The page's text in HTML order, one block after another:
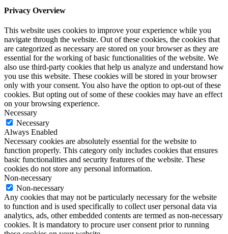
Privacy Overview
This website uses cookies to improve your experience while you
navigate through the website. Out of these cookies, the cookies that
are categorized as necessary are stored on your browser as they are
essential for the working of basic functionalities of the website. We
also use third-party cookies that help us analyze and understand how
you use this website. These cookies will be stored in your browser
only with your consent. You also have the option to opt-out of these
cookies. But opting out of some of these cookies may have an effect
on your browsing experience.
Necessary
Necessary
Always Enabled
Necessary cookies are absolutely essential for the website to
function properly. This category only includes cookies that ensures
basic functionalities and security features of the website. These
cookies do not store any personal information.
Non-necessary
Non-necessary
Any cookies that may not be particularly necessary for the website
to function and is used specifically to collect user personal data via
analytics, ads, other embedded contents are termed as non-necessary
cookies. It is mandatory to procure user consent prior to running